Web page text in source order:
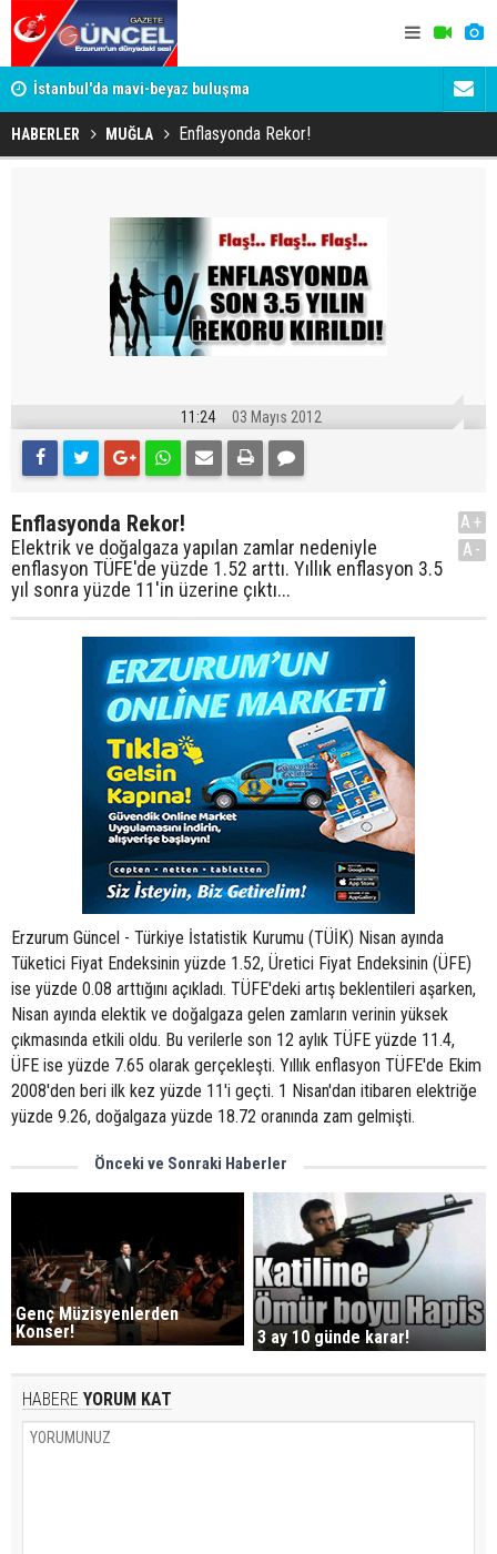
İstanbul'da mavi-beyaz buluşma
HABERLER MUĞLA Enflasyonda Rekor!
11:24 03 Mayıs 2012
Enflasyonda Rekor!
Elektrik ve doğalgaza yapılan zamlar nedeniyle
enflasyon TÜFE'de yüzde 1.52 arttı. Yıllık enflasyon 3.5
yıl sonra yüzde 11'in üzerine çıktı...
A+
A-
Erzurum Güncel - Türkiye İstatistik Kurumu (TÜİK) Nisan ayında
Tüketici Fiyat Endeksinin yüzde 1.52, Üretici Fiyat Endeksinin (ÜFE)
ise yüzde 0.08 arttığını açıkladı. TÜFE'deki artış beklentileri aşarken,
Nisan ayında elektik ve doğalgaza gelen zamların verinin yüksek
çıkmasında etkili oldu. Bu verilerle son 12 aylık TÜFE yüzde 11.4,
ÜFE ise yüzde 7.65 olarak gerçekleşti. Yıllık enflasyon TÜFE'de Ekim
2008'den beri ilk kez yüzde 11'i geçti. 1 Nisan'dan itibaren elektriğe
yüzde 9.26, doğalgaza yüzde 18.72 oranında zam gelmişti.
Önceki ve Sonraki Haberler
Genç Müzisyenlerden
Konser!
3 ay 10 günde karar!
HABERE YORUM KAT